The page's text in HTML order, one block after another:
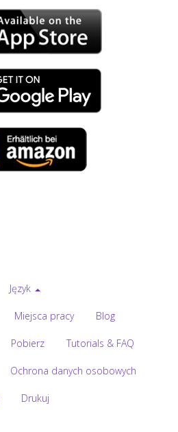
Język
Miejsca pracy Blog
Pobierz Tutorials & FAQ
Ochrona danych osobowych
Drukuj